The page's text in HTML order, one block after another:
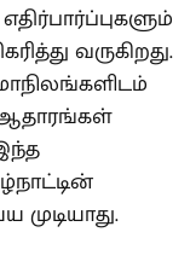
வருகிறது.